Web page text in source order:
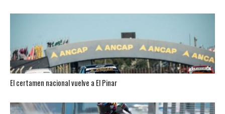
El certamen nacional vuelve a El Pinar